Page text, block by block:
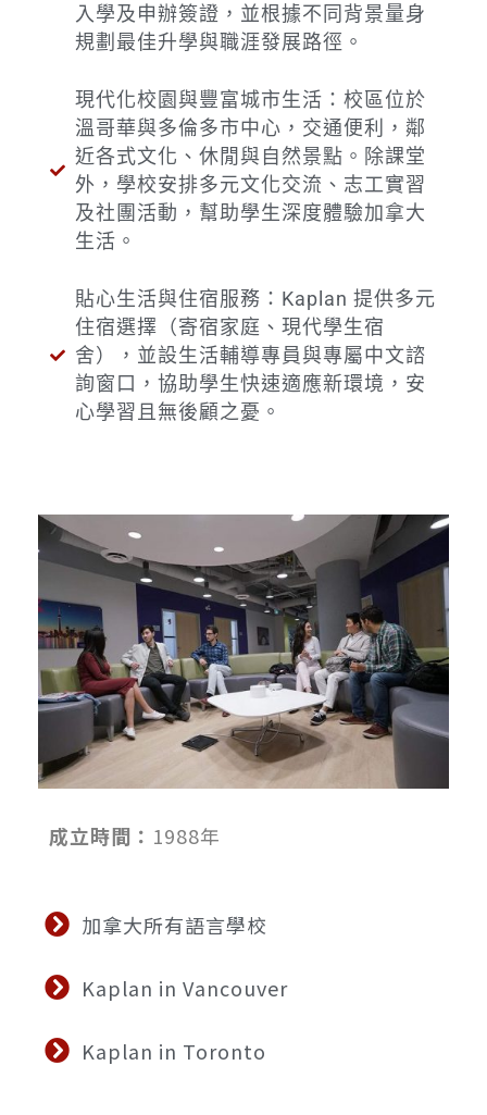
入學及申辦簽證，並根據不同背景量身
規劃最佳升學與職涯發展路徑。
現代化校園與豐富城市生活：校區位於
溫哥華與多倫多市中心，交通便利，鄰
近各式文化、休閒與自然景點。除課堂
外，學校安排多元文化交流、志工實習
及社團活動，幫助學生深度體驗加拿大
生活。
貼心生活與住宿服務：Kaplan 提供多元
住宿選擇（寄宿家庭、現代學生宿
舍），並設生活輔導專員與專屬中文諮
詢窗口，協助學生快速適應新環境，安
心學習且無後顧之憂。
成立時間： 1988年
加拿大所有語言學校
Kaplan in Vancouver
Kaplan in Toronto